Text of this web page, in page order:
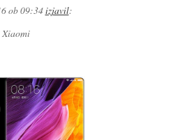
ob 09:34izjavil: